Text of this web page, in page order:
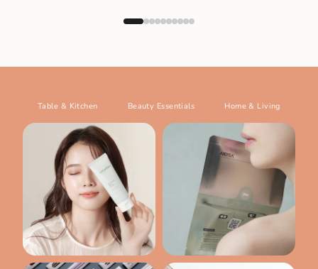
Table & Kitchen Beauty Essentials Home & Living